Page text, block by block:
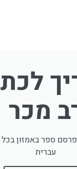
מכר
לפרסם ספר באמזון
עברית